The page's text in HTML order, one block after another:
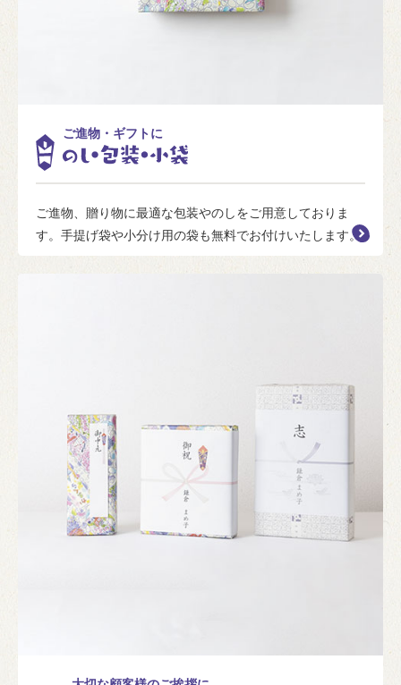
ご進物・ギフトに
ご進物、贈り物に最適な包装やのしをご用意しておりま
す。手提げ袋や小分け用の袋も無料でお付けいたします。